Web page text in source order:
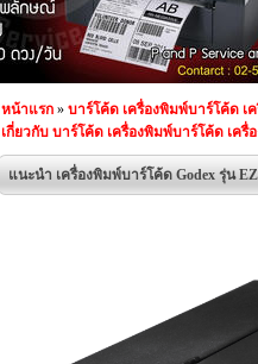
หน้าแรก » บาร์โค้ด เครื่องพิมพ์บาร์โค้ด เ
เกี่ยวกับ บาร์โค้ด เครื่องพิมพ์บาร์โค้ด เครื่
แนะนำ เครื่องพิมพ์บาร์โค้ด Godex รุ่น